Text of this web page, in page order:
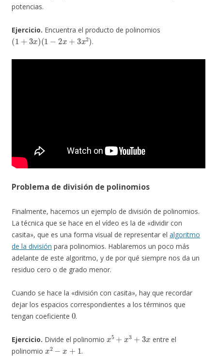
potencias.
Ejercicio. Encuentra el producto de polinomios
(1+3x)(1−2x+3x2
.
Problema de división de polinomios
Finalmente, hacemos un ejemplo de división de polinomios.
La técnica que se hace en el vídeo es la de «dividir con
casita», que es una forma visual de representar el algoritmo
de la división para polinomios. Hablaremos un poco más
adelante de este algoritmo, y de por qué siempre nos da un
residuo cero o de grado menor.
Cuando se hace la «división con casita», hay que recordar
dejar los espacios correspondientes a los términos que
tengan coeficiente
0
.
Ejercicio. Divide el polinomio
5 3+ x
entre el
polinomio
x2−x +1
.